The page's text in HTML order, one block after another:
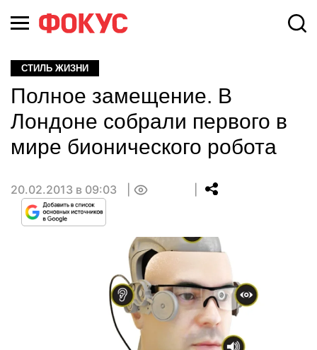
СТИЛЬ ЖИЗНИ
Полное замещение. В
Лондоне собрали первого в
мире бионического робота
20.02.2013 в 09:03